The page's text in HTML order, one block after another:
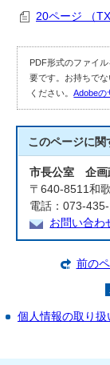
20ページ （
PDF形式のファイ
要です。お持ちで
ください。Adobeの
このページに関
市長公室 企
〒640-8511和
電話：073-
お問い合わ
前の
個人情報の取り扱